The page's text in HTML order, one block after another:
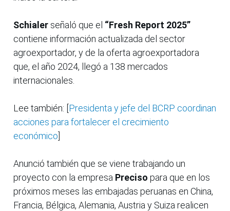
Schialer señaló que el “Fresh Report 2025”
contiene información actualizada del sector
agroexportador, y de la oferta agroexportadora
que, el año 2024, llegó a 138 mercados
internacionales.
Lee también: [Presidenta y jefe del BCRP coordinan
acciones para fortalecer el crecimiento
económico]
Anunció también que se viene trabajando un
proyecto con la empresa Preciso para que en los
próximos meses las embajadas peruanas en China,
Francia, Bélgica, Alemania, Austria y Suiza realicen